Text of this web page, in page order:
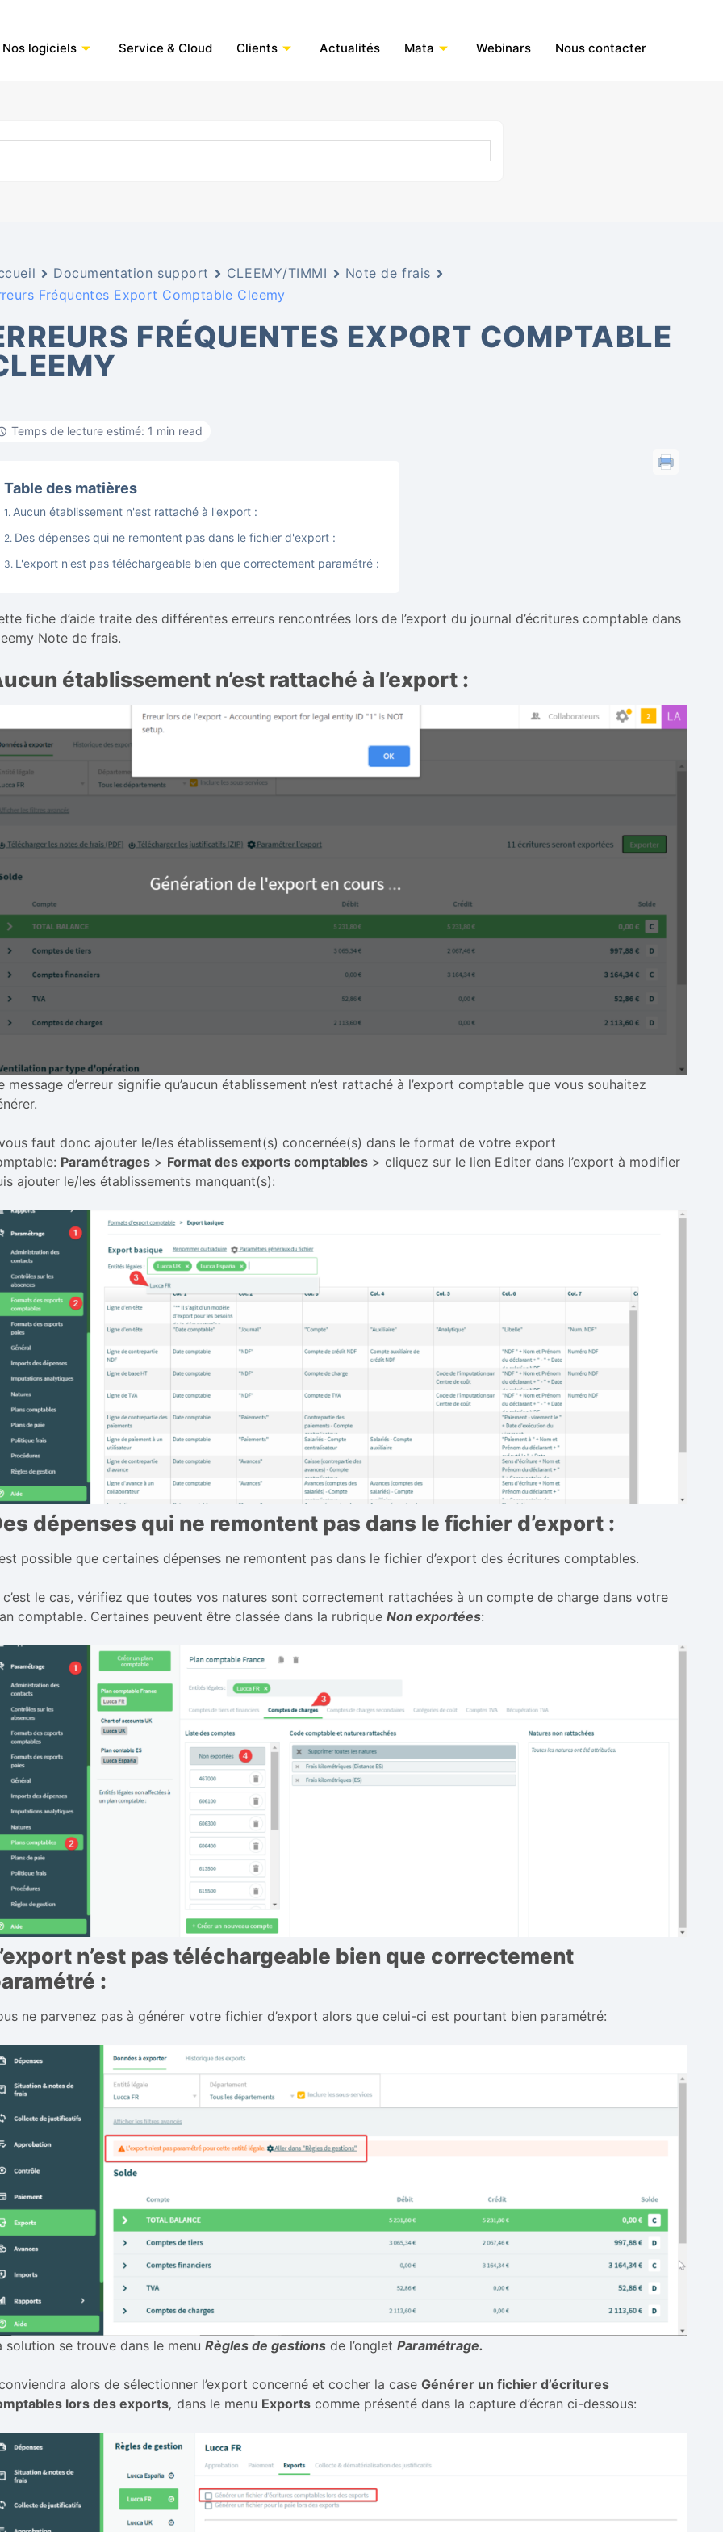
Nos logiciels Service & Cloud Clients Actualités Mata Webinars Nous contacter
Documentation support CLEEMY/TIMMI
Note de frais
Fréquentes Export Comptable Cleemy
FRÉQUENTES EXPORT COMPTABLE
Temps de lecture estimé: 1 min read
Table des matières
Aucun établissement n'est rattaché à l'export :
Des dépenses qui ne remontent pas dans le fichier d'export :
L'export n'est pas téléchargeable bien que correctement paramétré :
fiche d’aide traite des différentes erreurs rencontrées lors de l’export du journal d’écritures comptable dans
Note de frais.
établissement n’est rattaché à l’export :
message d’erreur signifie qu’aucun établissement n’est rattaché à l’export comptable que vous souhaitez
faut donc ajouter le/les établissement(s) concernée(s) dans le format de votre export
Paramétrages > Format des exports comptables > cliquez sur le lien Editer dans l’export à modifier
ajouter le/les établissements manquant(s):
dépenses qui ne remontent pas dans le fichier d’export :
possible que certaines dépenses ne remontent pas dans le fichier d’export des écritures comptables.
c’est le cas, vérifiez que toutes vos natures sont correctement rattachées à un compte de charge dans votre
comptable. Certaines peuvent être classée dans la rubriqueNon exportées:
n’est pas téléchargeable bien que correctement
:
ne parvenez pas à générer votre fichier d’export alors que celui-ci est pourtant bien paramétré:
solution se trouve dans le menuRègles de gestions de l’ongletParamétrage.
alors de sélectionner l’export concerné et cocher la caseGénérer un fichier d’écritures
lors des exports, dans le menu Exports comme présenté dans la capture d’écran ci-dessous: